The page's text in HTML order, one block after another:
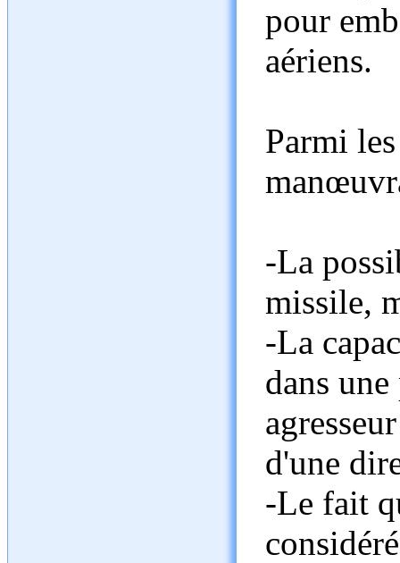
pour
aériens.
Parmi
-La
missile,
-La
dans
d'une
-Le fait